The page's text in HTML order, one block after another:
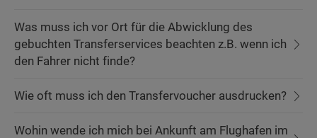
Was muss ich vor Ort für die Abwicklung des
gebuchten Transferservices beachten z.B. wenn ich
den Fahrer nicht finde?
Wie oft muss ich den Transfervoucher ausdrucken?
Wohin wende ich mich bei Ankunft am Flughafen im